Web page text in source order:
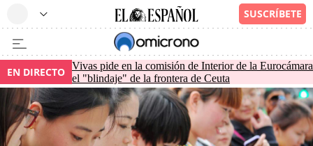
EN DIRECTO Vivas pide en la comisión de Interior de la Eurocámara
el "blindaje" de la frontera de Ceuta